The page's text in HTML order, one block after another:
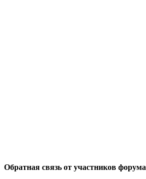
Обратная связь от участников форума